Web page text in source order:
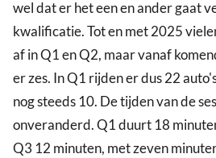
wel dat er het een en ander gaat
kwalificatie. Tot en met 2025
af in Q1 en Q2, maar vanaf
er zes. In Q1 rijden er dus 22
nog steeds 10. De tijden van de
onveranderd. Q1 duurt 18
Q3 12 minuten, met zeven